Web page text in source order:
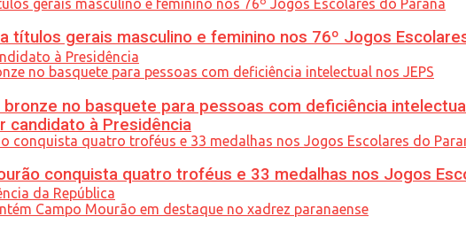
candidato à Presidência
títulos gerais masculino e feminino nos 76º Jogos
no basquete para pessoas com deficiência
conquista quatro troféus e 33 medalhas nos Jogos